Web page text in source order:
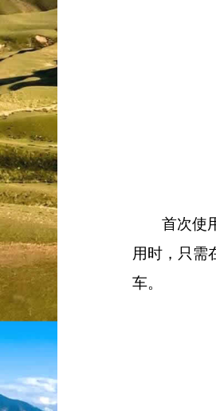
首次使
用时，只需
车。